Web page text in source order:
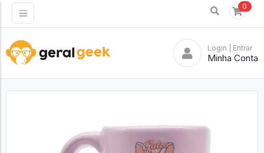
0
Login | Entrar
Minha Conta